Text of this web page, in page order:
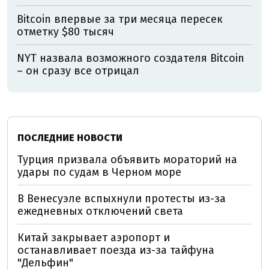
Bitcoin впервые за три месяца пересек
отметку $80 тысяч
NYT назвала возможного создателя Bitcoin
– он сразу все отрицал
ПОСЛЕДНИЕ НОВОСТИ
Турция призвала объявить мораторий на
удары по судам в Черном море
В Венесуэле вспыхнули протесты из-за
ежедневных отключений света
Китай закрывает аэропорт и
останавливает поезда из-за тайфуна
"Дельфин"